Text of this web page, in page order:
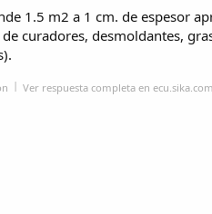
1.5 m2 a 1 cm. de espesor
curadores, desmoldantes,
Ver respuesta completa en ecu.sika.com